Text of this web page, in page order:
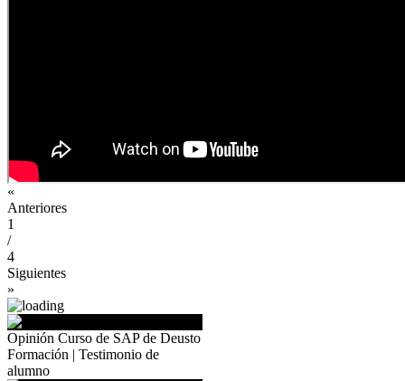
«
Anteriores
1
/
4
Siguientes
»
Opinión Curso de SAP de Deusto
Formación | Testimonio de
alumno